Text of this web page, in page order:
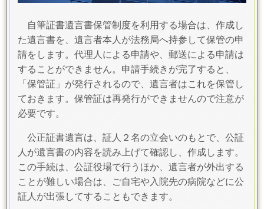
自筆証書遺言書保管制度を利用する場合は、作成し
た遺言書を、遺言者本人が法務局へ持参して保管の申
請をします。代理人による申請や、郵送による申請は
することができません。申請手続きが完了すると、
「保管証」が発行されるので、遺言者はこれを保管し
ておきます。保管証は再発行ができませんので注意が
必要です。
公正証書遺言は、証人２名の立会いのもとで、公証
人が遺言書の内容を読み上げて確認し、作成します。
この手続は、公証役場で行うほか、遺言者が外出する
ことが難しい場合は、ご自宅や入院先の病院などに公
証人が出張してすることもできます。